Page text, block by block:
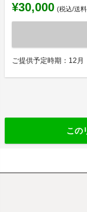
¥30,000 (税込/送
ご提供予定時期：12月
この